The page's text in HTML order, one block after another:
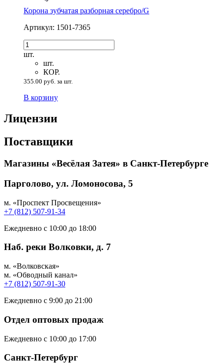
Корона зубчатая разборная серебро/G
Артикул: 1501-7365
шт.
шт.
КОР.
355.00 руб. за шт.
В корзину
Лицензии
Поставщики
Магазины «Весёлая Затея» в Санкт-Петербурге
Парголово, ул. Ломоносова, 5
м. «Проспект Просвещения»
+7 (812) 507-91-34
Ежедневно с 10:00 до 18:00
Наб. реки Волковки, д. 7
м. «Волковская»
м. «Обводный канал»
+7 (812) 507-91-30
Ежедневно с 9:00 до 21:00
Отдел оптовых продаж
Ежедневно с 10:00 до 17:00
Санкт-Петербург